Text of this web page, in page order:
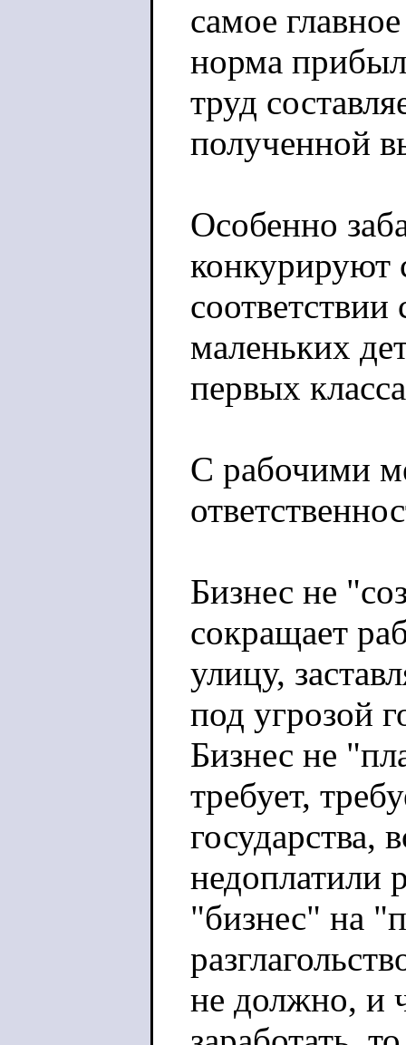
самое
норма
труд
полученной
Особенно
конкурируют
маленьких
первых
С рабочими
Бизнес не
сокращает
улицу,
под угрозой
Бизнес не
требует,
государства,
недоплатили
"бизнес" на
не должно, и